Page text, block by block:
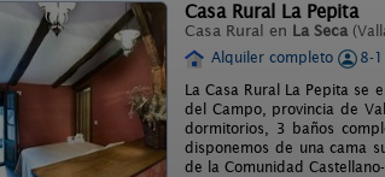
Casa Rural La Pepita
Casa Rural en La Seca
Alquiler completo
8-
La Casa Rural La Pepita se
del Campo, provincia de
dormitorios, 3 baños
disponemos de una cama
de la Comunidad